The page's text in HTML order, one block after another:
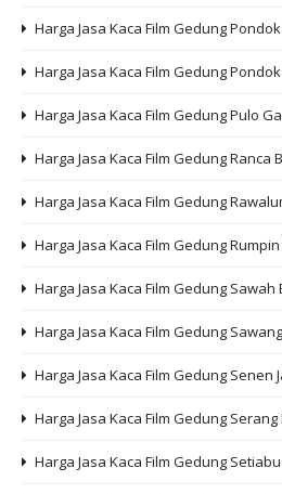
Harga Jasa Kaca Film Gedung
Harga Jasa Kaca Film Gedung
Harga Jasa Kaca Film Gedung Pulo
Harga Jasa Kaca Film Gedung
Harga Jasa Kaca Film Gedung
Harga Jasa Kaca Film Gedung
Harga Jasa Kaca Film Gedung
Harga Jasa Kaca Film Gedung
Harga Jasa Kaca Film Gedung Senen
Harga Jasa Kaca Film Gedung
Harga Jasa Kaca Film Gedung